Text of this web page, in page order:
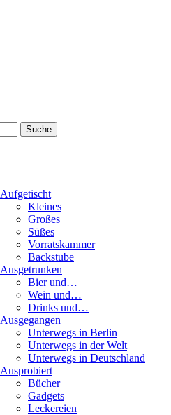
Aufgetischt
Kleines
Großes
Süßes
Vorratskammer
Backstube
Ausgetrunken
Bier und…
Wein und…
Drinks und…
Ausgegangen
Unterwegs in Berlin
Unterwegs in der Welt
Unterwegs in Deutschland
Ausprobiert
Bücher
Gadgets
Leckereien